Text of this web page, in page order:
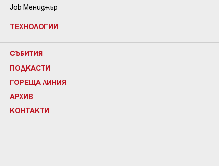
Job Мениджър
ТЕХНОЛОГИИ
СЪБИТИЯ
ПОДКАСТИ
ГОРЕЩА ЛИНИЯ
АРХИВ
КОНТАКТИ